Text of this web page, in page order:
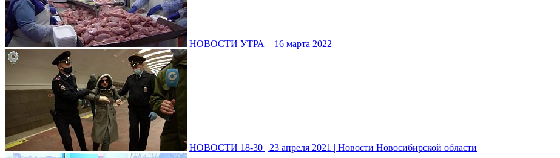
НОВОСТИ УТРА – 16 марта 2022
НОВОСТИ 18-30 | 23 апреля 2021 | Новости Новосибирской области